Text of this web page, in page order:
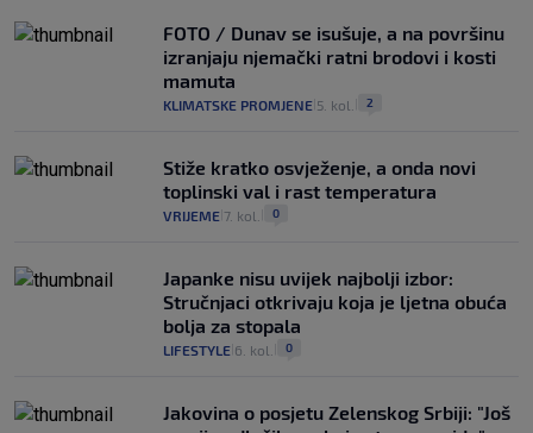
FOTO / Dunav se isušuje, a na površinu
izranjaju njemački ratni brodovi i kosti
mamuta
KLIMATSKE PROMJENE 5. kol. 2
Stiže kratko osvježenje, a onda novi
toplinski val i rast temperatura
VRIJEME 7. kol. 0
Japanke nisu uvijek najbolji izbor:
Stručnjaci otkrivaju koja je ljetna obuća
bolja za stopala
LIFESTYLE 6. kol. 0
Jakovina o posjetu Zelenskog Srbiji: "Još